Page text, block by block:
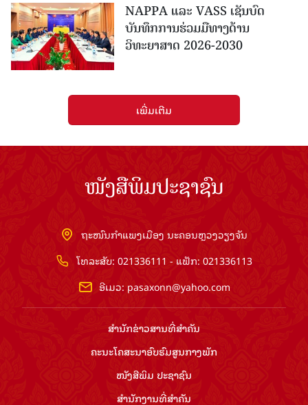
NAPPA ແລະ VASS ເຊັນບົດ
ບັນທຶກການຮ່ວມມືທາງດ້ານ
ວິທະຍາສາດ 2026-2030
ເພີ່ມເຕີມ
ໜັງສືພິມປະຊາຊົນ
ຖະໜົນກຳແພງເມືອງ ນະຄອນຫຼວງວຽງຈັນ
ໂທລະສັບ: 021336111 - ແຟັກ: 021336113
ອີເມວ: pasaxonn@yahoo.com
ສຳ​ນັກ​ຂ່າວ​ສານ​ທີ່​ສຳ​ຄັນ​
ຄະນະໂຄສະນາອົບຮົມ​ສູນ​ກາງ​ພັກ
ໜັງສືພິມ ປະ​ຊາ​ຊົນ
ສຳ​ນັກ​ງານ​ທີ່​ສຳ​ຄັນ